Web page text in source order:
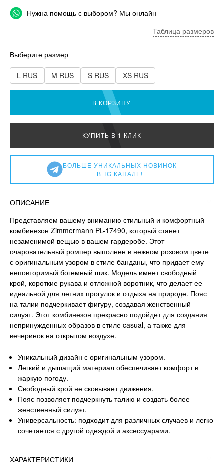
Нужна помощь с выбором? Мы онлайн
Таблица размеров
Выберите размер
L RUS M RUS S RUS XS RUS
В КОРЗИНУ
КУПИТЬ В 1 КЛИК
БОЛЬШЕ УНИКАЛЬНЫХ НОВИНОК
В TG КАНАЛЕ!
ОПИСАНИЕ
Представляем вашему вниманию стильный и комфортный
комбинезон Zimmermann PL-17490, который станет
незаменимой вещью в вашем гардеробе. Этот
очаровательный ромпер выполнен в нежном розовом цвете
с оригинальным узором в стиле банданы, что придает ему
неповторимый богемный шик. Модель имеет свободный
крой, короткие рукава и отложной воротник, что делает ее
идеальной для летних прогулок и отдыха на природе. Пояс
на талии подчеркивает фигуру, создавая женственный
силуэт. Этот комбинезон прекрасно подойдет для создания
непринужденных образов в стиле casual, а также для
вечеринок на открытом воздухе.
Уникальный дизайн с оригинальным узором.
Легкий и дышащий материал обеспечивает комфорт в
жаркую погоду.
Свободный крой не сковывает движения.
Пояс позволяет подчеркнуть талию и создать более
женственный силуэт.
Универсальность: подходит для различных случаев и легко
сочетается с другой одеждой и аксессуарами.
ХАРАКТЕРИСТИКИ